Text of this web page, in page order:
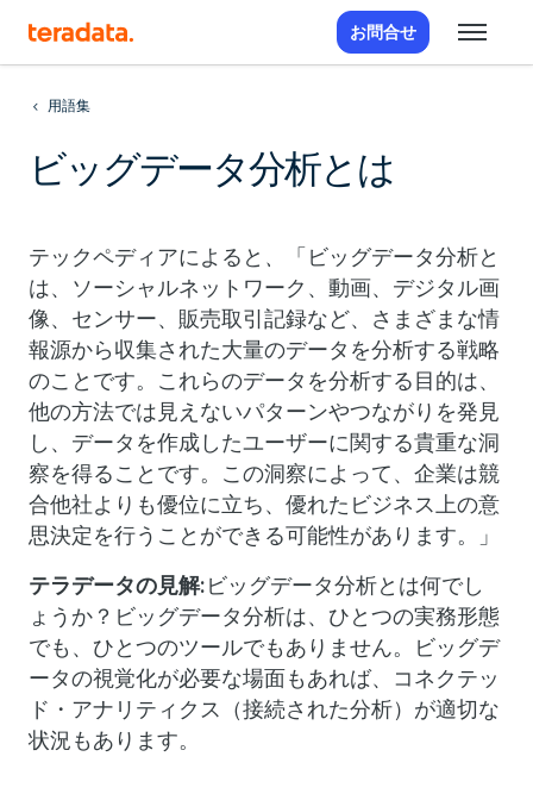
お問合せ
用語集
ビッグデータ分析とは
テックペディアによると 、
「ビッグデータ分析と
は、ソーシャルネットワーク、動画、デジタル画
像、センサー、販売取引記録など、さまざまな情
報源から収集された大量のデータを分析する戦略
のことです。これらのデータを分析する目的は、
他の方法では見えないパターンやつながりを発見
し、データを作成したユーザーに関する貴重な洞
察を得ることです。この洞察によって、企業は競
合他社よりも優位に立ち、優れたビジネス上の意
思決定を行うことができる可能性があります。」
テラデータの見解:ビッグデータ分析とは何でし
ょうか？ビッグデータ分析は、ひとつの実務形態
でも、ひとつのツールでもありません。ビッグデ
ータの視覚化が必要な場面もあれば、コネクテッ
ド・アナリティクス（接続された分析）が適切な
状況もあります。